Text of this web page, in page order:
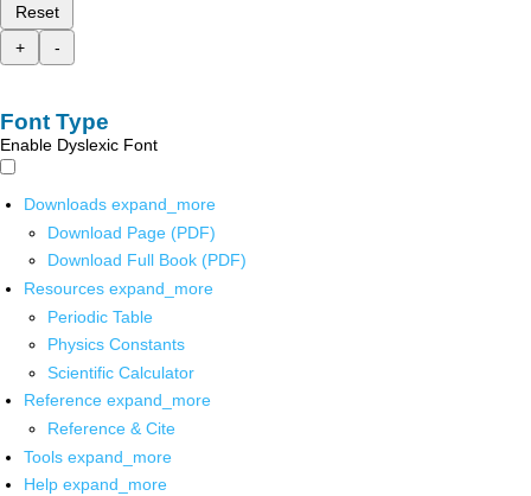
Reset
+
-
Font Type
Enable Dyslexic Font
Downloads expand_more
Download Page (PDF)
Download Full Book (PDF)
Resources expand_more
Periodic Table
Physics Constants
Scientific Calculator
Reference expand_more
Reference & Cite
Tools expand_more
Help expand_more